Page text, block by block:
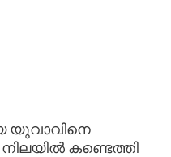
യുവാവിനെ
നിലയിൽ കണ്ടെത്തി